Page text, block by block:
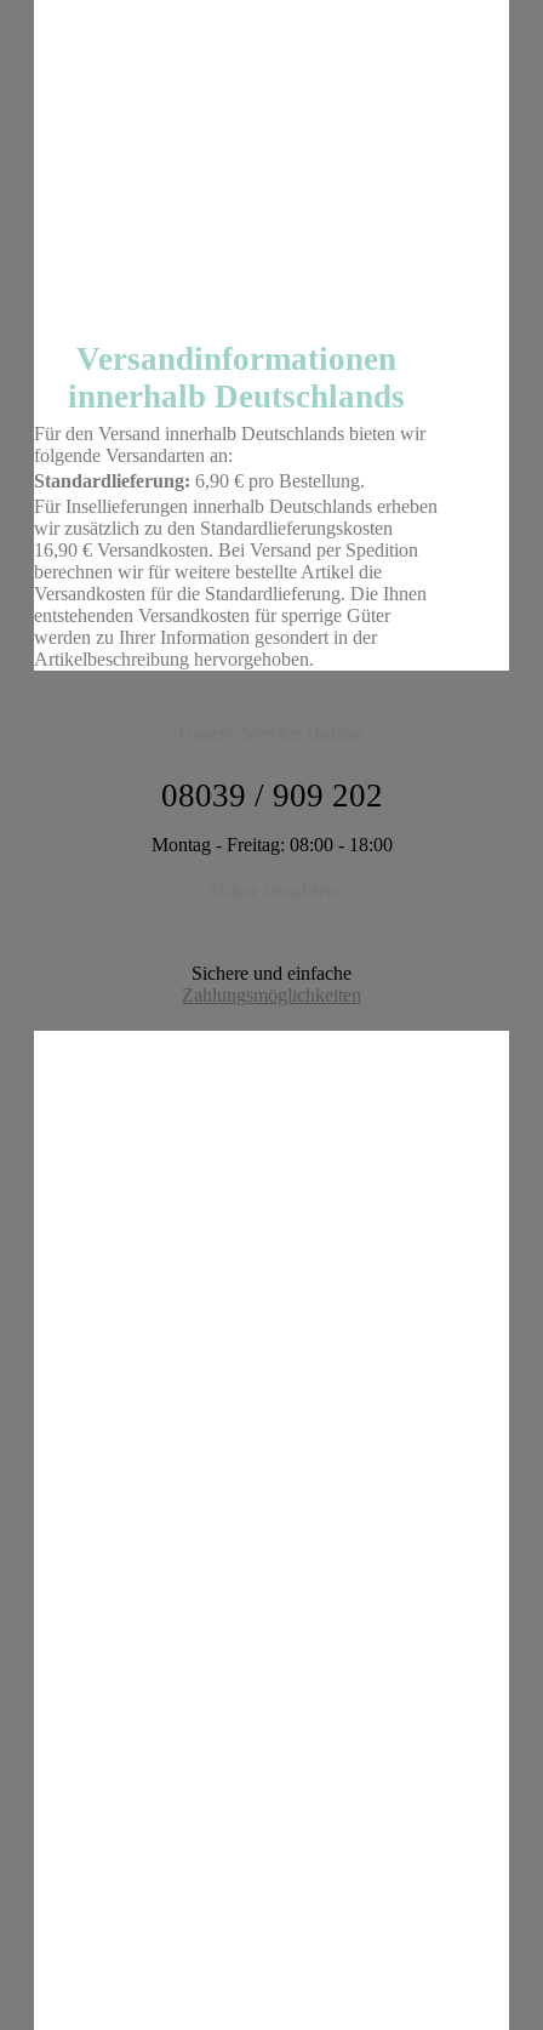
Versandinformationen
innerhalb Deutschlands
Für den Versand innerhalb Deutschlands bieten wir
folgende Versandarten an:
Standardlieferung: 6,90 € pro Bestellung.
Für Insellieferungen innerhalb Deutschlands erheben
wir zusätzlich zu den Standardlieferungskosten
16,90 € Versandkosten. Bei Versand per Spedition
berechnen wir für weitere bestellte Artikel die
Versandkosten für die Standardlieferung. Die Ihnen
entstehenden Versandkosten für sperrige Güter
werden zu Ihrer Information gesondert in der
Artikelbeschreibung hervorgehoben.
08039 / 909 202
Montag - Freitag: 08:00 - 18:00
Sichere und einfache
Zahlungsmöglichkeiten